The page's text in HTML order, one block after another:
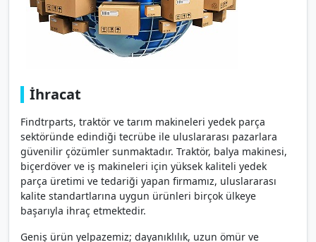
İhracat
Findtrparts, traktör ve tarım makineleri yedek parça
sektöründe edindiği tecrübe ile uluslararası pazarlara
güvenilir çözümler sunmaktadır. Traktör, balya makinesi,
biçerdöver ve iş makineleri için yüksek kaliteli yedek
parça üretimi ve tedariği yapan firmamız, uluslararası
kalite standartlarına uygun ürünleri birçok ülkeye
başarıyla ihraç etmektedir.
Geniş ürün yelpazemiz; dayanıklılık, uzun ömür ve